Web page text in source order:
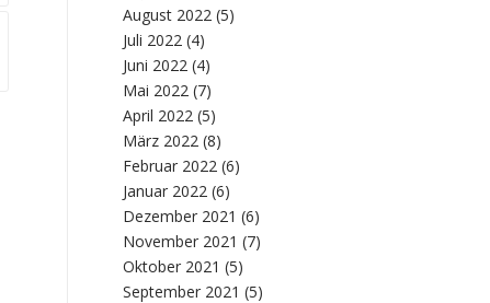
August 2022 (5)
Juli 2022 (4)
Juni 2022 (4)
Mai 2022 (7)
April 2022 (5)
März 2022 (8)
Februar 2022 (6)
Januar 2022 (6)
Dezember 2021 (6)
November 2021 (7)
Oktober 2021 (5)
September 2021 (5)